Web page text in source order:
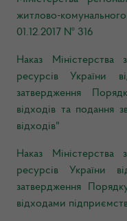
житлово-
01.12.2017 № 316
Наказ Міністерства
ресурсів
затвердження
відходів та подання
відходів"
Наказ Міністерства
ресурсів
затвердження
відходами